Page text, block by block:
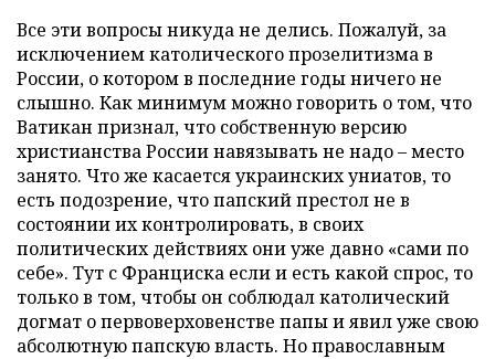
Все эти вопросы никуда не делись. Пожалуй, за
исключением католического прозелитизма в
России, о котором в последние годы ничего не
слышно. Как минимум можно говорить о том, что
Ватикан признал, что собственную версию
христианства России навязывать не надо – место
занято. Что же касается украинских униатов, то
есть подозрение, что папский престол не в
состоянии их контролировать, в своих
политических действиях они уже давно «сами по
себе». Тут с Франциска если и есть какой спрос, то
только в том, чтобы он соблюдал католический
догмат о первоверховенстве папы и явил уже свою
абсолютную папскую власть. Но православным